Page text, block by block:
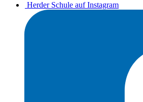
Herder Schule auf Instagram